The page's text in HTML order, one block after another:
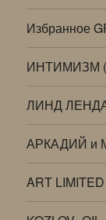
Избранное
ИНТИМИЗМ
ЛИНД
АРКАДИЙ и
ART LIMITED